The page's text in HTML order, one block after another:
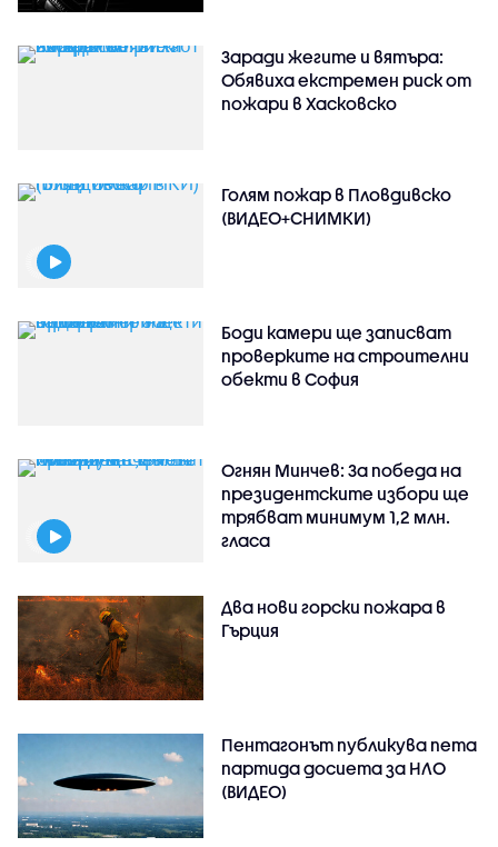
Заради жегите и вятъра:
Обявиха екстремен риск от
пожари в Хасковско
Голям пожар в Пловдивско
(ВИДЕО+СНИМКИ)
Боди камери ще записват
проверките на строителни
обекти в София
Огнян Минчев: За победа на
президентските избори ще
трябват минимум 1,2 млн.
гласа
Два нови горски пожара в
Гърция
Пентагонът публикува пета
партида досиета за НЛО
(ВИДЕО)